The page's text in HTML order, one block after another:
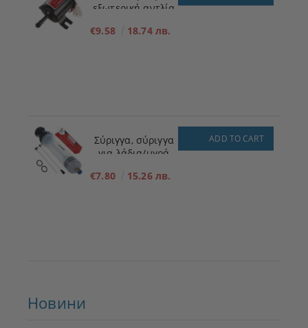
εξωτερική αντλία
καυσίμου για
€9.58 18.74 лв.
Σύριγγα, σύριγγα
για λάδια/υγρά
€7.80 15.26 лв.
ADD TO CART
Новини